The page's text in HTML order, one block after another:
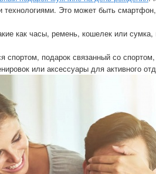
технологиями. Это может быть
как часы, ремень, кошелек или
спортом, подарок связанный со
или аксессуары для активного